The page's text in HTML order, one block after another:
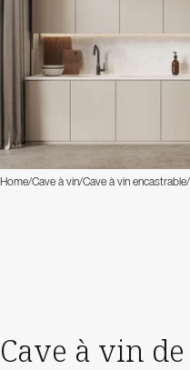
Home/Cave à vin/Cave à vin encastrable/
Cave à vin